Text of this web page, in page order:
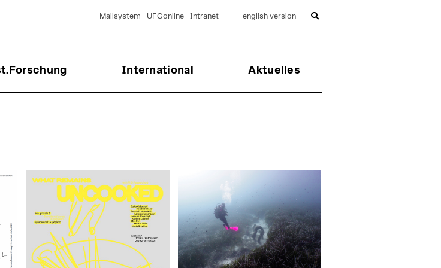
International Aktuelles
Mailsystem UFGonline Intranet english version